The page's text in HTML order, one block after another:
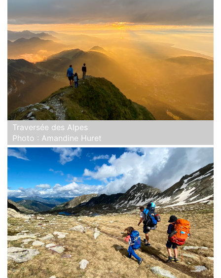
Traversée des Alpes
Photo : Amandine Huret